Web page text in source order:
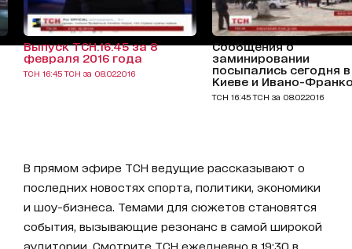
Выпуск ТСН.16:45 за 8
февраля 2016 года
ТСН 16:45 ТСН за 08.02.2016
Сообщения о
заминировании
посыпались сегодня в
Киеве и Ивано-
ТСН 16:45 ТСН за 08.02.2016
В прямом эфире ТСН ведущие рассказывают о
последних новостях спорта, политики, экономики
и шоу-бизнеса. Темами для сюжетов становятся
события, вызывающие резонанс в самой широкой
аудитории. Смотрите ТСН ежедневно в 19:30 в